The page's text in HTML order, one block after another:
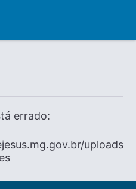
errado:
uploads/